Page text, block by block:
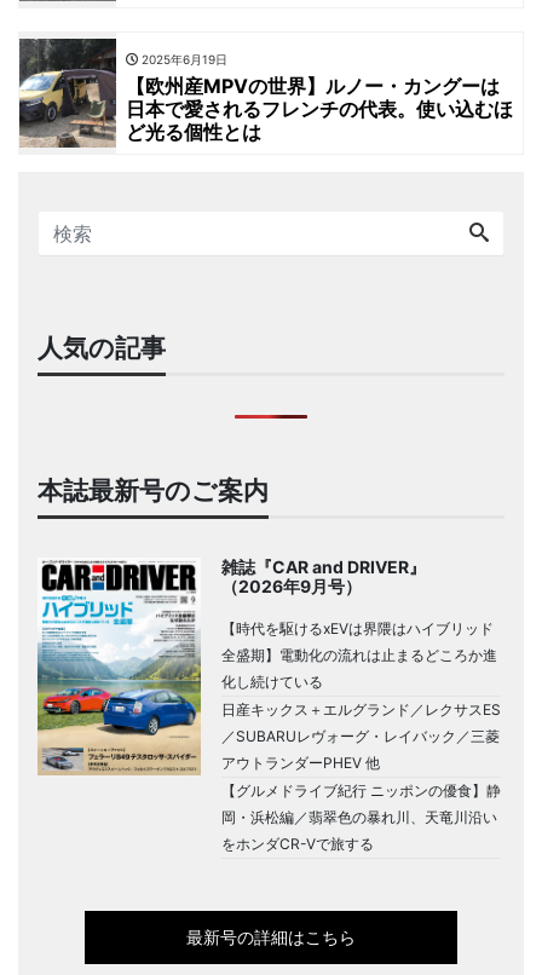
2025年6月19日
【欧州産MPVの世界】ルノー・カングーは
日本で愛されるフレンチの代表。使い込むほ
ど光る個性とは
人気の記事
本誌最新号のご案内
雑誌『CAR and DRIVER』
（2026年9月号）
【時代を駆けるxEVは界隈はハイブリッド
全盛期】電動化の流れは止まるどころか進
化し続けている
日産キックス＋エルグランド／レクサスES
／SUBARUレヴォーグ・レイバック／三菱
アウトランダーPHEV 他
【グルメドライブ紀行 ニッポンの優食】静
岡・浜松編／翡翠色の暴れ川、天竜川沿い
をホンダCR-Vで旅する
最新号の詳細はこちら